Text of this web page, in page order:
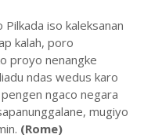
iso kaleksanan
kalah, poro
proyo nenangke
ndas wedus karo
ngaco negara
mugiyo
(Rome)